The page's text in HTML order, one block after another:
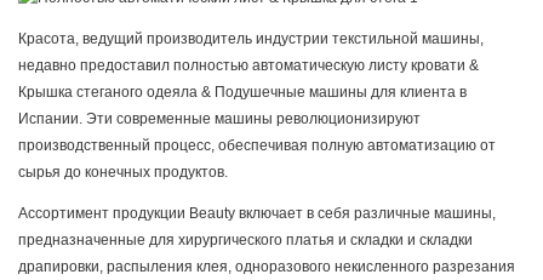
Красота, ведущий производитель индустрии текстильной машины,
недавно предоставил полностью автоматическую листу кровати &
Крышка стеганого одеяла & Подушечные машины для клиента в
Испании. Эти современные машины революционизируют
производственный процесс, обеспечивая полную автоматизацию от
сырья до конечных продуктов.
Ассортимент продукции Beauty включает в себя различные машины,
предназначенные для хирургического платья и складки и складки
драпировки, распыления клея, одноразового некисленного разрезания